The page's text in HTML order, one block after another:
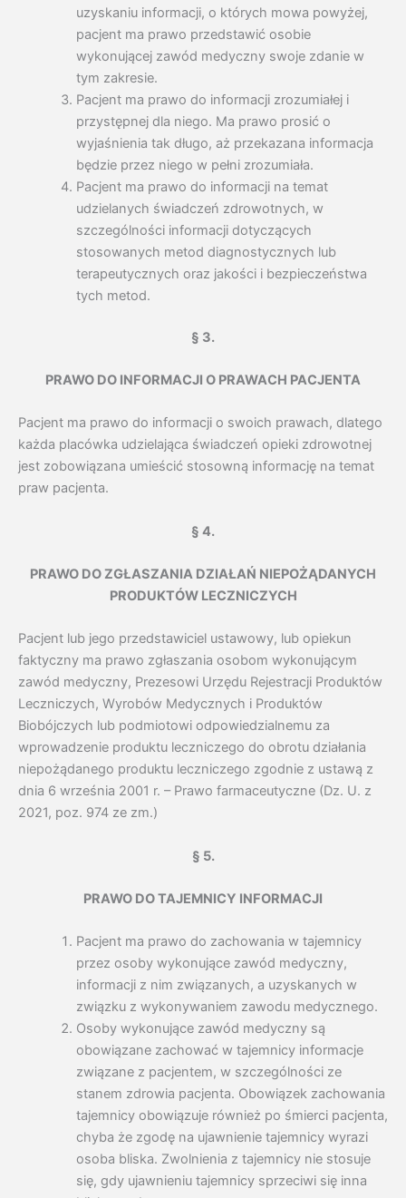
uzyskaniu informacji, o których mowa powyżej,
pacjent ma prawo przedstawić osobie
wykonującej zawód medyczny swoje zdanie w
tym zakresie.
Pacjent ma prawo do informacji zrozumiałej i
przystępnej dla niego. Ma prawo prosić o
wyjaśnienia tak długo, aż przekazana informacja
będzie przez niego w pełni zrozumiała.
Pacjent ma prawo do informacji na temat
udzielanych świadczeń zdrowotnych, w
szczególności informacji dotyczących
stosowanych metod diagnostycznych lub
terapeutycznych oraz jakości i bezpieczeństwa
tych metod.
§ 3.
PRAWO DO INFORMACJI O PRAWACH PACJENTA
Pacjent ma prawo do informacji o swoich prawach, dlatego
każda placówka udzielająca świadczeń opieki zdrowotnej
jest zobowiązana umieścić stosowną informację na temat
praw pacjenta.
§ 4.
PRAWO DO ZGŁASZANIA DZIAŁAŃ NIEPOŻĄDANYCH
PRODUKTÓW LECZNICZYCH
Pacjent lub jego przedstawiciel ustawowy, lub opiekun
faktyczny ma prawo zgłaszania osobom wykonującym
zawód medyczny, Prezesowi Urzędu Rejestracji Produktów
Leczniczych, Wyrobów Medycznych i Produktów
Biobójczych lub podmiotowi odpowiedzialnemu za
wprowadzenie produktu leczniczego do obrotu działania
niepożądanego produktu leczniczego zgodnie z ustawą z
dnia 6 września 2001 r. – Prawo farmaceutyczne (Dz. U. z
2021, poz. 974 ze zm.)
§ 5.
PRAWO DO TAJEMNICY INFORMACJI
Pacjent ma prawo do zachowania w tajemnicy
przez osoby wykonujące zawód medyczny,
informacji z nim związanych, a uzyskanych w
związku z wykonywaniem zawodu medycznego.
Osoby wykonujące zawód medyczny są
obowiązane zachować w tajemnicy informacje
związane z pacjentem, w szczególności ze
stanem zdrowia pacjenta. Obowiązek zachowania
tajemnicy obowiązuje również po śmierci pacjenta,
chyba że zgodę na ujawnienie tajemnicy wyrazi
osoba bliska. Zwolnienia z tajemnicy nie stosuje
się, gdy ujawnieniu tajemnicy sprzeciwi się inna